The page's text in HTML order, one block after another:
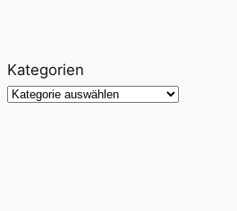
Kategorien